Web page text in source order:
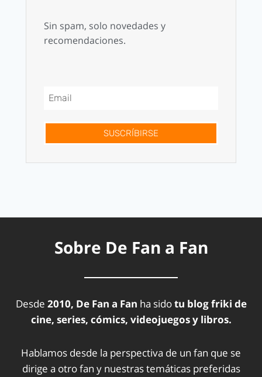
Sin spam, solo novedades y
recomendaciones.
SUSCRÍBIRSE
Sobre De Fan a Fan
Desde 2010, De Fan a Fan ha sidotu blog friki de
cine, series, cómics, videojuegos y libros.
Hablamos desde la perspectiva de un fan que se
dirige a otro fan y nuestras temáticas preferidas